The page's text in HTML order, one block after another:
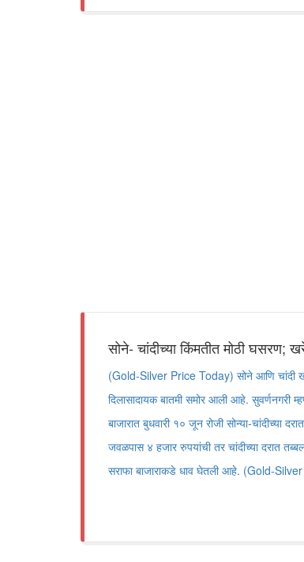
सोने- चांदीच्या किंमतीत मोठी घसरण;
(Gold-Silver Price Today) सोने आणि चांदी
दिलासादायक बातमी समोर आली आहे. सुवर्णनगरी
बाजारात बुधवारी १० जून रोजी सोन्या-चांदीच्या
जवळपास ४ हजार रुपयांची तर चांदीच्या दरात
सराफा बाजाराकडे धाव घेतली आहे. (Gold-